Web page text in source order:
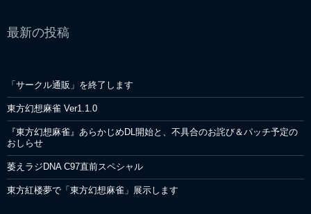
ョ
最新の投稿
「サークル通販」を終了します
東方幻想麻雀 Ver1.1.0
『東方幻想麻雀』あらかじめDL開始と、不具合のお詫び＆パッチ予定の
おしらせ
萎えラジDNA C97直前スペシャル
東方紅楼夢で「東方幻想麻雀」展示します